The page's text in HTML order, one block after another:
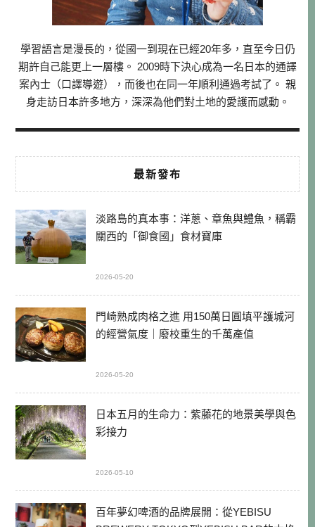
學習語言是漫長的，從國一到現在已經20年多，直至今日仍
期許自己能更上一層樓。 2009時下決心成為一名日本的通譯
案內士（口譯導遊），而後也在同一年順利通過考試了。 親
身走訪日本許多地方，深深為他們對土地的愛護而感動。
最新發布
淡路島的真本事：洋蔥、章魚與鱧魚，稱霸
關西的「御食國」食材寶庫
2026-05-20
門崎熟成肉格之進 用150萬日圓填平護城河
的經營氣度｜廢校重生的千萬產值
2026-05-20
日本五月的生命力：紫藤花的地景美學與色
彩接力
2026-05-10
百年夢幻啤酒的品牌展開：從YEBISU